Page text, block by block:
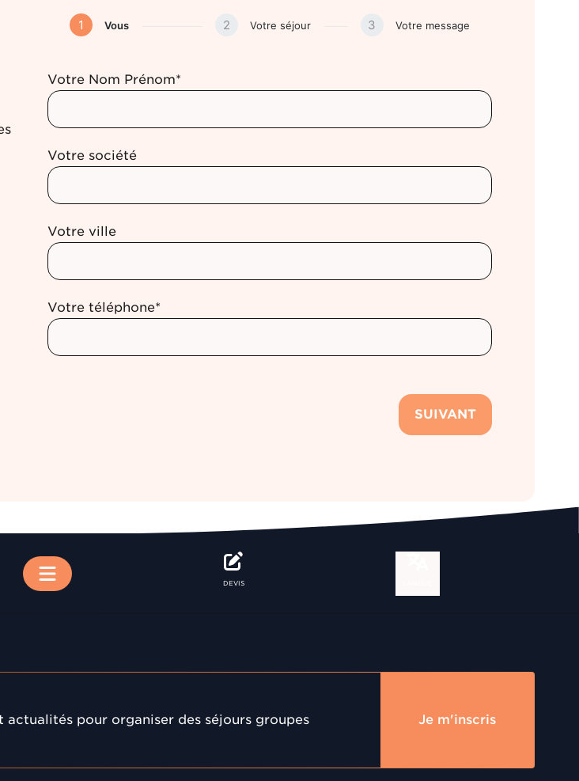
1 Vous 2 Votre séjour 3 Votre message
Votre Nom Prénom*
Votre société
Votre ville
Votre téléphone*
SUIVANT
Menu DEVIS
pour organiser des séjours groupes
Je m'inscris